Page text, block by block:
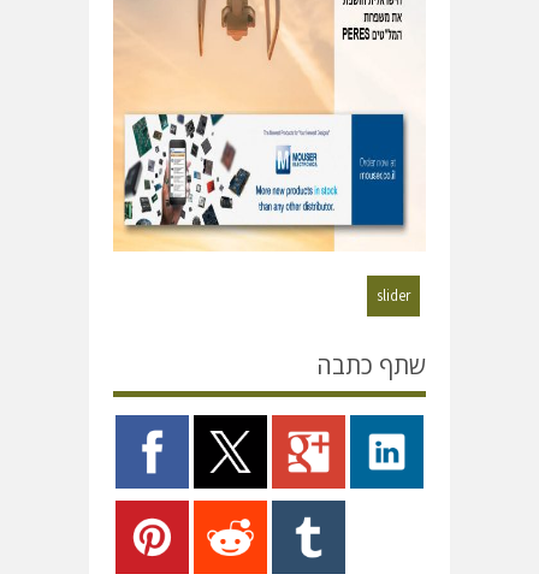
slider
שתף כתבה